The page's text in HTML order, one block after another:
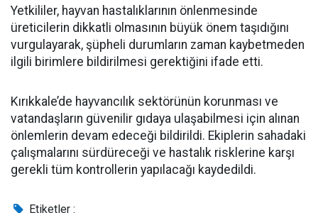
Yetkililer, hayvan hastalıklarının önlenmesinde
üreticilerin dikkatli olmasının büyük önem taşıdığını
vurgulayarak, şüpheli durumların zaman kaybetmeden
ilgili birimlere bildirilmesi gerektiğini ifade etti.
Kırıkkale’de hayvancılık sektörünün korunması ve
vatandaşların güvenilir gıdaya ulaşabilmesi için alınan
önlemlerin devam edeceği bildirildi. Ekiplerin sahadaki
çalışmalarını sürdüreceği ve hastalık risklerine karşı
gerekli tüm kontrollerin yapılacağı kaydedildi.
Etiketler :